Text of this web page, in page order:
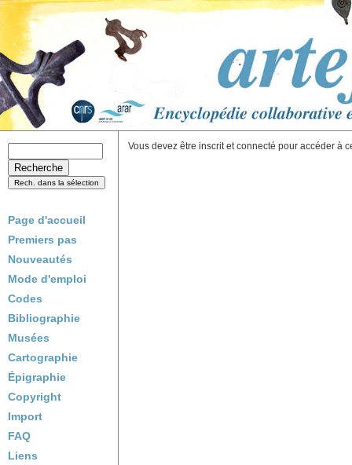
Page d'accueil
Premiers pas
Nouveautés
Mode d'emploi
Codes
Bibliographie
Musées
Cartographie
Épigraphie
Copyright
Import
FAQ
Liens
Vous devez être inscrit et connecté pour accéder à